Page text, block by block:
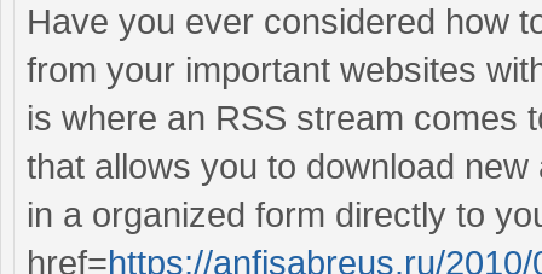
Have you ever considered how
from your important websites
is where an RSS stream comes
that allows you to download
in a organized form directly to
href=https://anfisabreus.ru/